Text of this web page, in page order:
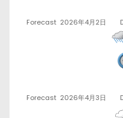
Forecast 2026年4月2日
Forecast 2026年4月3日